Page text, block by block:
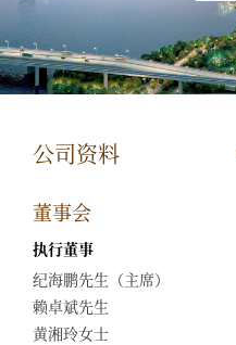
公司资料
董事会
执行董事
纪海鹏先生（主席）
赖卓斌先生
黄湘玲女士